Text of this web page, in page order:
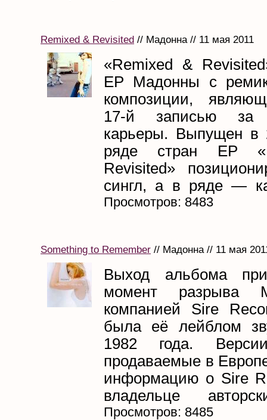
Remixed & Revisited // Мадонна // 11 мая 2011
«Remixed &
EP Мадонны с
композиции,
17-й записью
карьеры. Выпущен в
ряде стран EP
Revisited»
сингл, а в ряде —
Просмотров: 8483
Something to Remember // Мадонна // 11 мая
Выход альбома
момент разрыва
компанией Sire
была её лейблом
1982 года.
продаваемые в
информацию о Sire
владельце
Просмотров: 8485